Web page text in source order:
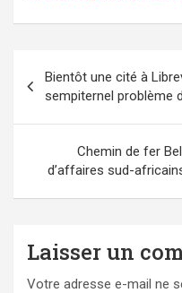
de
l’article
Bientôt une cité à
sempiternel problème
Chemin de fer
d’affaires sud-
Laisser un
Votre adresse e-mail ne